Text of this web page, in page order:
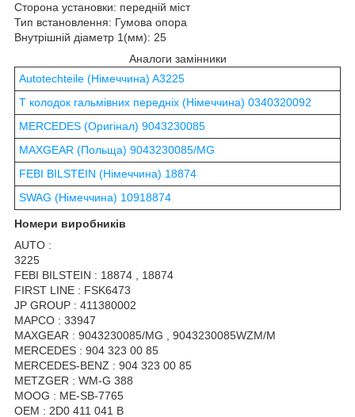
Сторона установки: передній міст
Тип встановлення: Гумова опора
Внутрішній діаметр 1(мм): 25
Аналоги замінники
Autotechteile (Німеччина) A3225
Т колодок гальмівних передніх (Німеччина) 0340320092
MERCEDES (Оригінал) 9043230085
MAXGEAR (Польща) 9043230085/MG
FEBI BILSTEIN (Німеччина) 18874
SWAG (Німеччина) 10918874
Номери виробників
AUTO :
3225
FEBI BILSTEIN : 18874 , 18874
FIRST LINE : FSK6473
JP GROUP : 411380002
MAPCO : 33947
MAXGEAR : 9043230085/MG , 9043230085WZM/M
MERCEDES : 904 323 00 85
MERCEDES-BENZ : 904 323 00 85
METZGER : WM-G 388
MOOG : ME-SB-7765
OEM : 2D0 411 041 B